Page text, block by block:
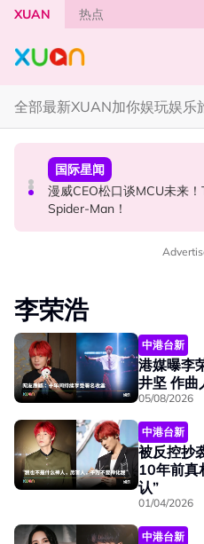
Skip to main content
XUAN 热点
全部最新XUAN加你娱玩娱乐
国际星闻
张员瑛频陷耍大牌争议！首
面！
演唱会
F✦FOREVER 首次来马开唱
《流星花园》
国际星闻
漫威CEO松口谈MCU未来
Spider-Man！
李荣浩
中港台新
港媒曝李
井坚 作曲
05/08/2026
中港台新
被反控抄
10年前真
认”
01/04/2026
中港台新